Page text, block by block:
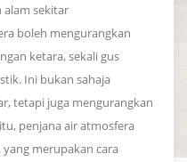
alam sekitar
boleh mengurangkan
ketara, sekali gus
Ini bukan sahaja
tetapi juga mengurangkan
penjana air atmosfera
merupakan cara